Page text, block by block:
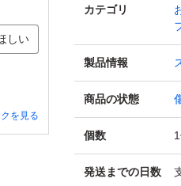
しい
を見る
カテゴリ
製品情報
商品の状態
個数 1
発送までの日数